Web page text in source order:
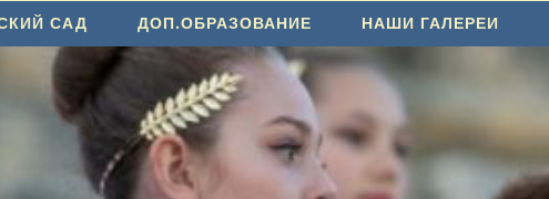
САД ДОП.ОБРАЗОВАНИЕ НАШИ ГАЛЕРЕИ